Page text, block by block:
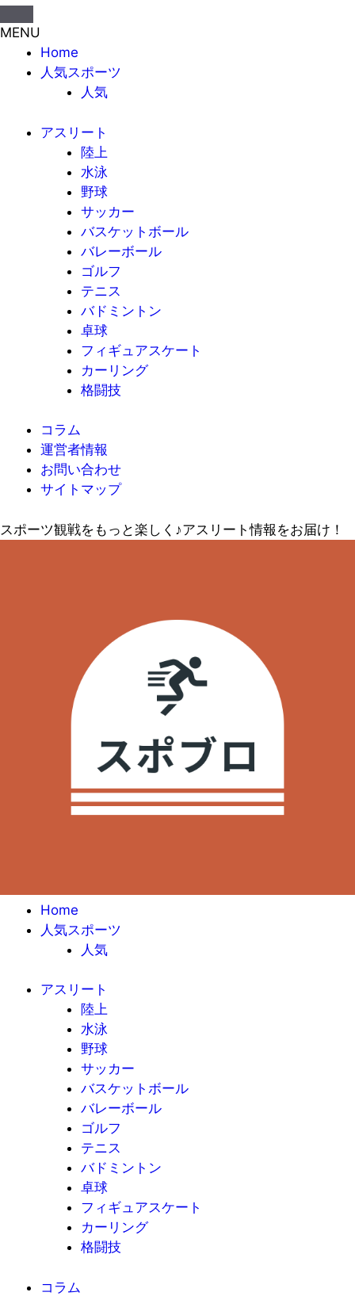
MENU
Home
人気スポーツ
人気
アスリート
陸上
水泳
野球
サッカー
バスケットボール
バレーボール
ゴルフ
テニス
バドミントン
卓球
フィギュアスケート
カーリング
格闘技
コラム
運営者情報
お問い合わせ
サイトマップ
スポーツ観戦をもっと楽しく♪アスリート情報をお届け！
Home
人気スポーツ
人気
アスリート
陸上
水泳
野球
サッカー
バスケットボール
バレーボール
ゴルフ
テニス
バドミントン
卓球
フィギュアスケート
カーリング
格闘技
コラム